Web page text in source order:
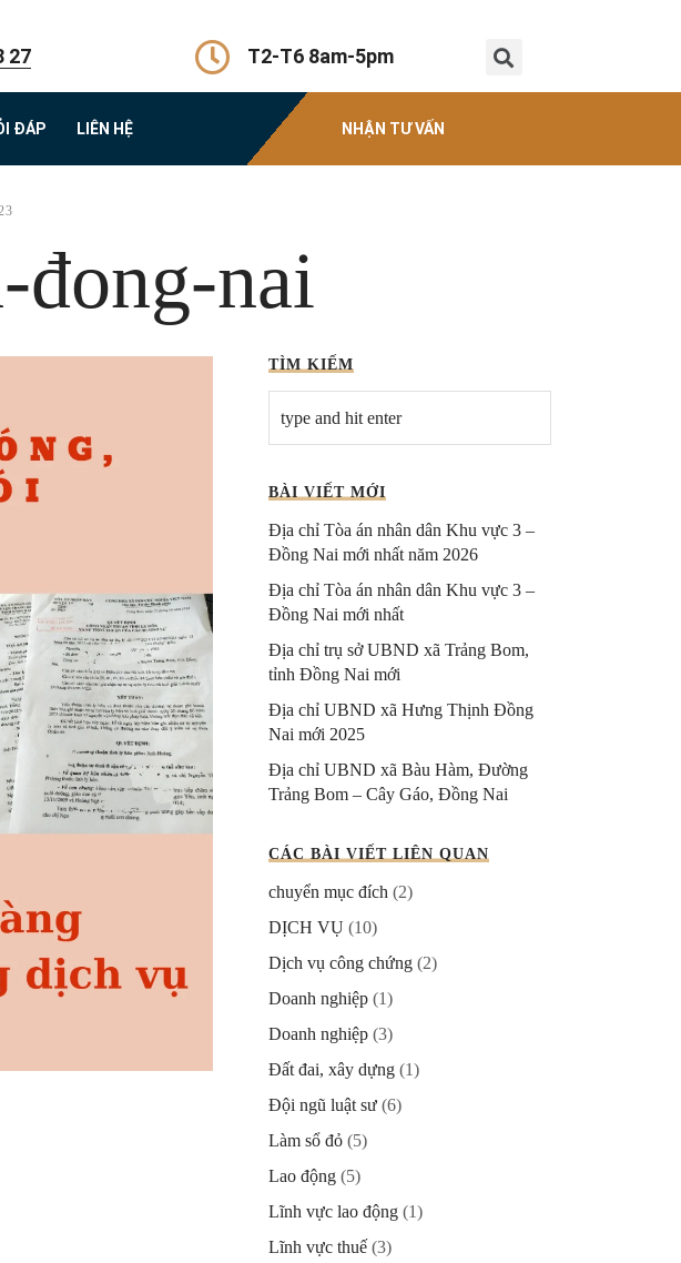
27 T2-T6 8am-5pm
ĐÁP LIÊN HỆ NHẬN TƯ VẤN
đong-nai
TÌM KIẾM
BÀI VIẾT MỚI
Địa chỉ Tòa án nhân dân Khu vực 3 –
Đồng Nai mới nhất năm 2026
Địa chỉ Tòa án nhân dân Khu vực 3 –
Đồng Nai mới nhất
Địa chỉ trụ sở UBND xã Trảng Bom,
tỉnh Đồng Nai mới
Địa chỉ UBND xã Hưng Thịnh Đồng
Nai mới 2025
Địa chỉ UBND xã Bàu Hàm, Đường
Trảng Bom – Cây Gáo, Đồng Nai
CÁC BÀI VIẾT LIÊN QUAN
chuyển mục đích (2)
DỊCH VỤ (10)
Dịch vụ công chứng (2)
Doanh nghiệp (1)
Doanh nghiệp (3)
Đất đai, xây dựng (1)
Đội ngũ luật sư (6)
Làm sổ đỏ (5)
Lao động (5)
Lĩnh vực lao động (1)
Lĩnh vực thuế (3)